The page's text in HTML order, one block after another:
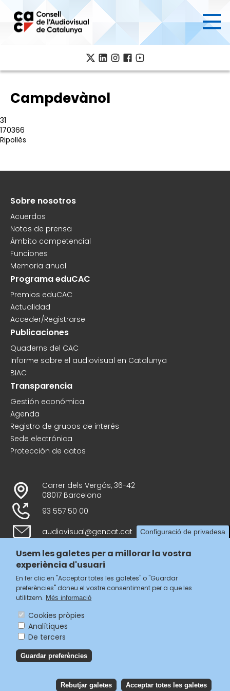
contenido
principal
Campdevànol
31
170366
Ripollès
Peu
Sobre nosotros
Acuerdos
Notas de prensa
Ámbito competencial
Funciones
Memoria anual
Programa eduCAC
Premios eduCAC
Actualidad
Acceder/Registrarse
Publicaciones
Quaderns del CAC
Informe sobre el audiovisual en Catalunya
BIAC
Transparencia
Gestión económica
Agenda
Registro de grupos de interés
Sede electrónica
Protección de datos
Carrer dels Vergós, 36-42
08017 Barcelona
93 557 50 00
audiovisual@gencat.cat
Follow us
Menú
legal
Accessibilitat
Política de galetes
Configuració de privadesa
Usem les galetes per a millorar la vostra
experiència d'usuari
En fer clic en "Acceptar totes les galetes" o "Guardar
preferències" doneu el vostre consentiment per a que les
utilitzem. Més informació
Cookies pròpies
Analítiques
De tercers
Guardar preferències
Rebutjar galetes Acceptar totes les galetes